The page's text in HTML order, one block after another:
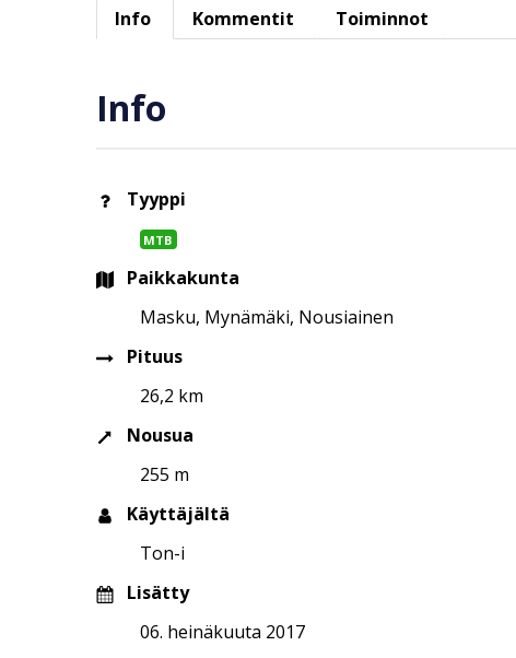
Info Kommentit Toiminnot
Info
Tyyppi
MTB
Paikkakunta
Masku, Mynämäki, Nousiainen
Pituus
26,2 km
Nousua
255 m
Käyttäjältä
Ton-i
Lisätty
06. heinäkuuta 2017